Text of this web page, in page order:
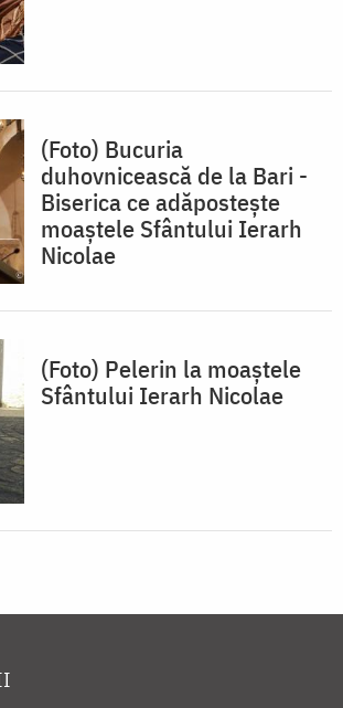
(Foto) Bucuria
duhovnicească de la Bari -
Biserica ce adăpostește
moaștele Sfântului Ierarh
Nicolae
(Foto) Pelerin la moaștele
Sfântului Ierarh Nicolae